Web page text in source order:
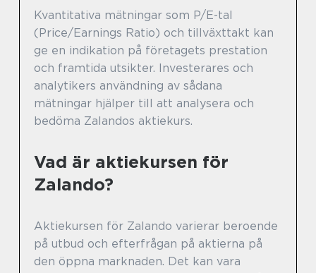
Kvantitativa mätningar som P/E-tal
(Price/Earnings Ratio) och tillväxttakt kan
ge en indikation på företagets prestation
och framtida utsikter. Investerares och
analytikers användning av sådana
mätningar hjälper till att analysera och
bedöma Zalandos aktiekurs.
Vad är aktiekursen för
Zalando?
Aktiekursen för Zalando varierar beroende
på utbud och efterfrågan på aktierna på
den öppna marknaden. Det kan vara